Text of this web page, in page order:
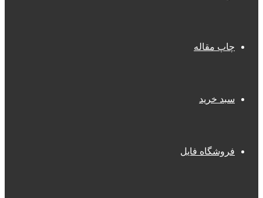
چاپ مقاله
سبد خرید
فروشگاه فایل